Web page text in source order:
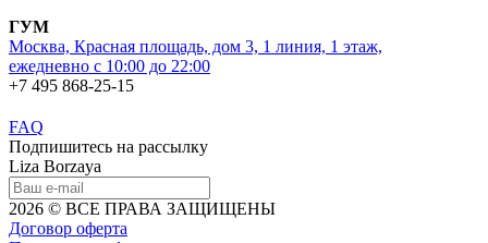
ГУМ
Москва, Красная площадь, дом 3, 1 линия, 1 этаж,
ежедневно с 10:00 до 22:00
+7 495 868-25-15
FAQ
Подпишитесь на рассылку
Liza Borzaya
2026 © ВСЕ ПРАВА ЗАЩИЩЕНЫ
Договор оферта